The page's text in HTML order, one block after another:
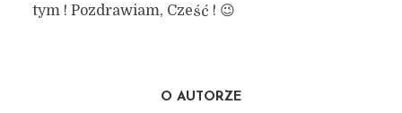
tym ! Pozdrawiam, Cześć ! 😉
O AUTORZE